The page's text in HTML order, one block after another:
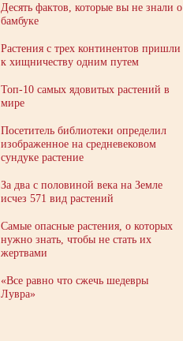
Десять фактов, которые вы не знали о
бамбуке
Растения с трех континентов пришли
к хищничеству одним путем
Топ-10 самых ядовитых растений в
мире
Посетитель библиотеки определил
изображенное на средневековом
сундуке растение
За два с половиной века на Земле
исчез 571 вид растений
Самые опасные растения, о которых
нужно знать, чтобы не стать их
жертвами
«Все равно что сжечь шедевры
Лувра»